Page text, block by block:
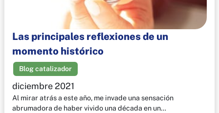
Las principales reflexiones de un
momento histórico
Blog catalizador
diciembre 2021
Al mirar atrás a este año, me invade una sensación
abrumadora de haber vivido una década en un…